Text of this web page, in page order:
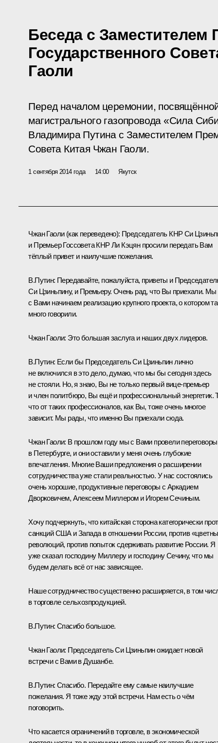
Беседа с Заместителем
Государственного
Гаоли
Перед началом церемонии,
магистрального газопровода «Сила
Владимира Путина с Заместителем
Совета Китая Чжан Гаоли.
1 сентября 2014 года 14:00 Якутск
Чжан Гаоли (как переведено): Председатель КНР Си
и Премьер Госсовета КНР Ли Кэцян просили передать Вам
тёплый привет и наилучшие пожелания.
В.Путин: Передавайте, пожалуйста, приветы и
Си Цзиньпину, и Премьеру. Очень рад, что Вы приехали. Мы
с Вами начинаем реализацию крупного проекта, о котором
много говорили.
Чжан Гаоли: Это большая заслуга и наших двух лидеров.
В.Путин: Если бы Председатель Си Цзиньпин лично
не включился в это дело, думаю, что мы бы сегодня здесь
не стояли. Но, я знаю, Вы не только первый вице-премьер
и член политбюро, Вы ещё и профессиональный энергетик.
что от таких профессионалов, как Вы, тоже очень многое
зависит. Мы рады, что именно Вы приехали сюда.
Чжан Гаоли: В прошлом году мы с Вами провели переговоры
в Петербурге, и они оставили у меня очень глубокие
впечатления. Многие Ваши предложения о расширении
сотрудничества уже стали реальностью. У нас состоялись
очень хорошие, продуктивные переговоры с Аркадием
Дворковичем, Алексеем Миллером и Игорем Сечиным.
Хочу подчеркнуть, что китайская сторона категорически
санкций США и Запада в отношении России, против
революций, против попыток сдерживать развитие России. Я
уже сказал господину Миллеру и господину Сечину, что мы
будем делать всё от нас зависящее.
Наше сотрудничество существенно расширяется, в том
в торговле сельхозпродукцией.
В.Путин: Спасибо большое.
Чжан Гаоли: Председатель Си Цзиньпин ожидает новой
встречи с Вами в Душанбе.
В.Путин: Спасибо. Передайте ему самые наилучшие
пожелания. Я тоже жду этой встречи. Нам есть о чём
поговорить.
Что касается ограничений в торговле, в экономической